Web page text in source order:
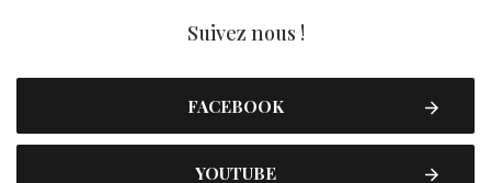
Suivez nous !
FACEBOOK
YOUTUBE